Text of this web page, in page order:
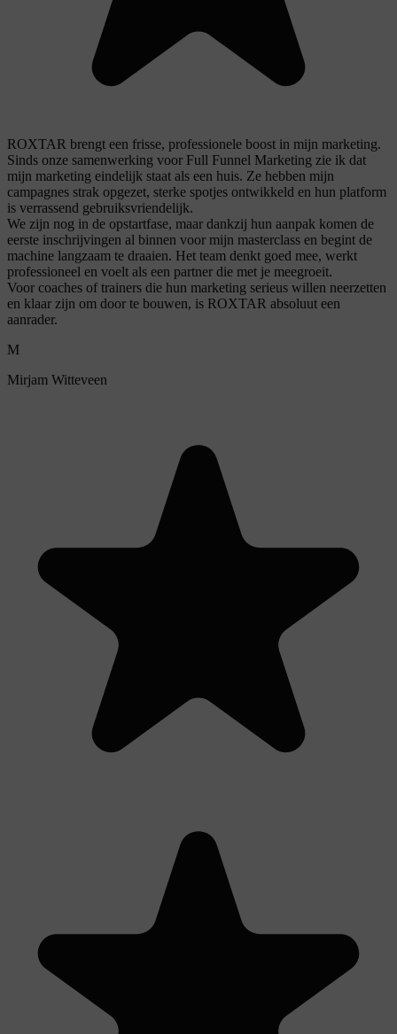
ROXTAR brengt een frisse, professionele boost in mijn marketing.
Sinds onze samenwerking voor Full Funnel Marketing zie ik dat
mijn marketing eindelijk staat als een huis. Ze hebben mijn
campagnes strak opgezet, sterke spotjes ontwikkeld en hun platform
is verrassend gebruiksvriendelijk.
We zijn nog in de opstartfase, maar dankzij hun aanpak komen de
eerste inschrijvingen al binnen voor mijn masterclass en begint de
machine langzaam te draaien. Het team denkt goed mee, werkt
professioneel en voelt als een partner die met je meegroeit.
Voor coaches of trainers die hun marketing serieus willen neerzetten
en klaar zijn om door te bouwen, is ROXTAR absoluut een
aanrader.
M
Mirjam Witteveen